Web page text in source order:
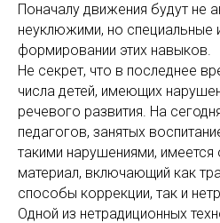
Поначалу движения будут не
неуклюжими, но специальные
формировании этих навыков.
Не секрет, что в последнее
числа детей, имеющих
речевого развития. На
педагогов, занятых
такими нарушениями,
материал, включающий как
способы коррекции, так и
Одной из нетрадиционных